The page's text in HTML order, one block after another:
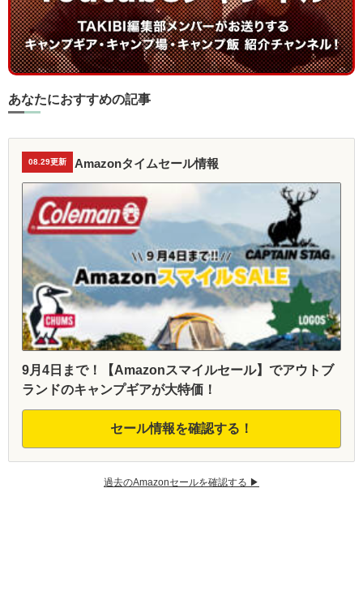
あなたにおすすめの記事
08.29更新 Amazonタイムセール情報
9月4日まで！【Amazonスマイルセール】でアウトブ
ランドのキャンプギアが大特価！
セール情報を確認する！
過去のAmazonセールを確認する ▶︎